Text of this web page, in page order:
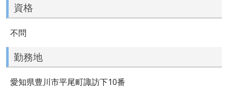
資格
不問
勤務地
愛知県豊川市平尾町諏訪下10番